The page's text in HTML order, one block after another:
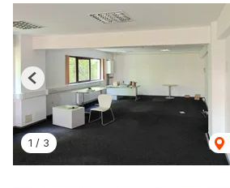
1 / 3
Previous